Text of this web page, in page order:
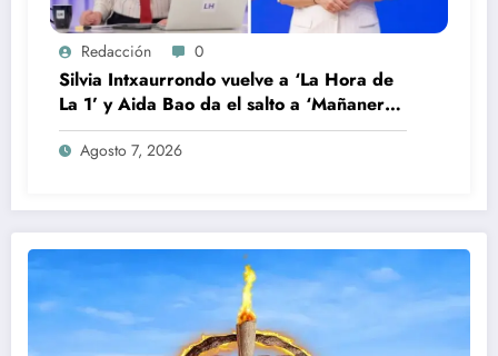
Redacción 0
Silvia Intxaurrondo vuelve a ‘La Hora de
La 1’ y Aida Bao da el salto a ‘Mañaneros
360’
Agosto 7, 2026